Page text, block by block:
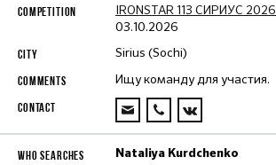
IRONSTAR 113 СИРИУС 2026
03.10.2026
Sirius (Sochi)
Ищу команду для участия.
Nataliya Kurdchenko